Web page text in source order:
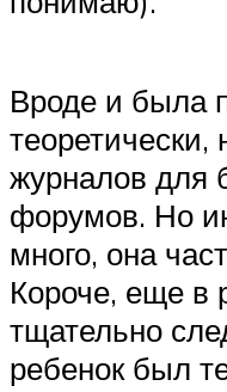
Вроде и была
теоретически,
журналов для
форумов. Но
много, она
Короче, еще
тщательно
ребенок был